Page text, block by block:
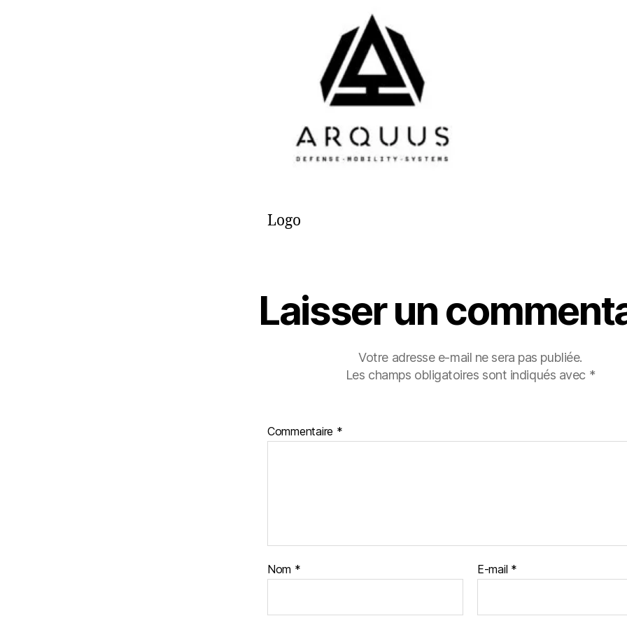
Logo
Laisser un
Votre adresse e-mail ne sera pas publiée.
Les champs obligatoires sont indiqués avec *
Commentaire *
Nom * E-mail *